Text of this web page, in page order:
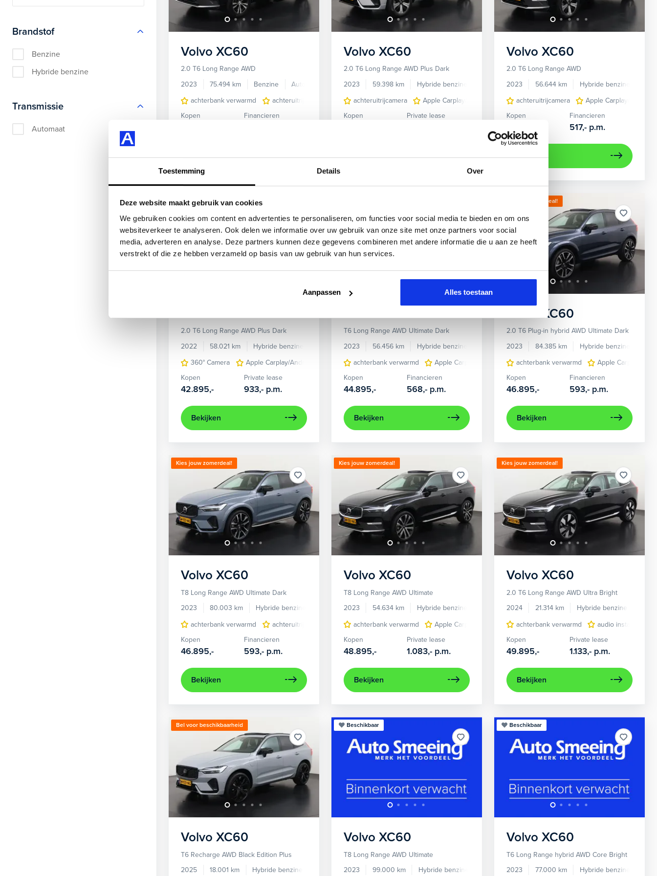
Toestemming Details Over
Deze website maakt gebruik van cookies
We gebruiken cookies om content en advertenties te personaliseren, om functies voor social media te bieden en om ons
websiteverkeer te analyseren. Ook delen we informatie over uw gebruik van onze site met onze partners voor social
media, adverteren en analyse. Deze partners kunnen deze gegevens combineren met andere informatie die u aan ze heeft
verstrekt of die ze hebben verzameld op basis van uw gebruik van hun services.
Aanpassen Alles toestaan
Brandstof
Benzine
Hybride benzine
Transmissie
Automaat
Volvo XC60
2.0 T6 Long Range AWD
2023
75.494 km Benzine
Automaat
achterbank verwarmd
achteruitrijcamera Apple Carplay/Android Auto elektrisch bedienbare achterklep met sensorsturing
elektrisch
Kopen
Financieren
Bekijken
Volvo XC60
2.0 T6 Long Range AWD Plus Dark
2023
59.398 km Hybride benzine
Automaat
achteruitrijcamera
Apple Carplay/Android Auto
elektrisch bedienbare achterklep met
Kopen
Private lease
Bekijken
Volvo XC60
2.0 T6 Long Range AWD
2023
56.644 km Hybride benzine
achteruitrijcamera
Apple Carplay/Android
Kopen
Financieren
517,- p.m.
Bekijken
Kies jouw zomerdeal!
2.0 T6 Long Range AWD Plus Dark
2022
58.021 km Hybride benzine
Automaat
360° Camera
Apple Carplay/Android Auto cruise control adaptief met Stop&Go en stuurhulp
elektrisch bedienbare achterklep met
Kopen
42.895,-
Private lease
933,- p.m.
Bekijken
T6 Long Range AWD Ultimate Dark
2023
56.456 km Hybride benzine
Automaat
achterbank verwarmd
Apple Carplay/Android Auto audio installatie high end
Kopen
44.895,-
Financieren
568,- p.m.
Bekijken
Kies jouw zomerdeal!
XC60
2.0 T6 Plug-in hybrid AWD Ultimate Dark
2023
84.385 km Hybride benzine
achterbank verwarmd
Apple Carplay/
Kopen
46.895,-
Financieren
593,- p.m.
Bekijken
Kies jouw zomerdeal!
Volvo XC60
T8 Long Range AWD Ultimate Dark
2023
80.003 km Hybride benzine
Automaat
achterbank verwarmd
achteruitrijcamera Apple Carplay/Android Auto audio installatie premium
cruise control adaptief met Stop&Go en
Kopen
46.895,-
Financieren
593,- p.m.
Bekijken
Kies jouw zomerdeal!
Volvo XC60
T8 Long Range AWD Ultimate
2023
54.634 km Hybride benzine
Automaat
achterbank verwarmd
Apple Carplay/Android Auto audio installatie premium
cruise
Kopen
48.895,-
Private lease
1.083,- p.m.
Bekijken
Kies jouw zomerdeal!
Volvo XC60
2.0 T6 Long Range AWD Ultra Bright
2024
21.314 km Hybride benzine
achterbank verwarmd
audio installatie
Kopen
49.895,-
Private lease
1.133,- p.m.
Bekijken
Bel voor beschikbaarheid
Volvo XC60
T6 Recharge AWD Black Edition Plus
2025
18.001 km Hybride benzine
Beschikbaar
Volvo XC60
T8 Long Range AWD Ultimate
2023
99.000 km Hybride benzine Automaat
Beschikbaar
Volvo XC60
T6 Long Range hybrid AWD Core Bright
2023
77.000 km Hybride benzine